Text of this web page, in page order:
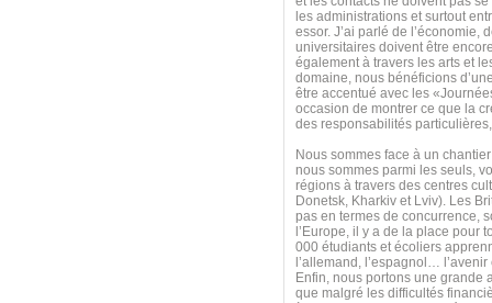
les administrations et surtout
essor. J’ai parlé de l’économie,
universitaires doivent être
également à travers les arts et
domaine, nous bénéficions
être accentué avec les
occasion de montrer ce que la
des responsabilités
Nous sommes face à un
nous sommes parmi les seuls,
régions à travers des centres
Donetsk, Kharkiv et Lviv). Les
pas en termes de concurrence,
l’Europe, il y a de la place pour
000 étudiants et écoliers
l’allemand, l’espagnol…
Enfin, nous portons une grande
que malgré les difficultés